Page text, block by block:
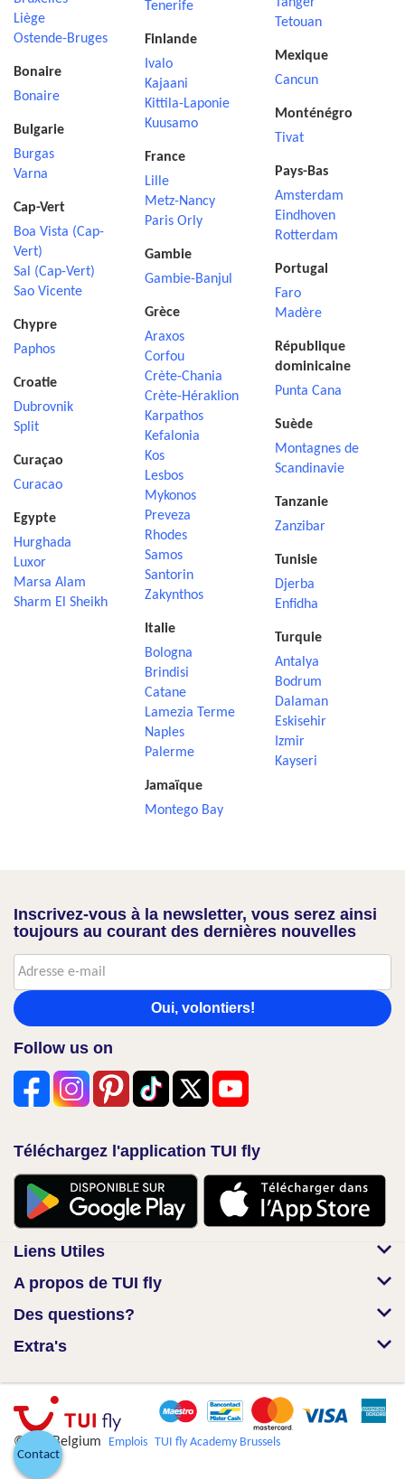
Liège
Ostende-Bruges
Bonaire
Bonaire
Bulgarie
Burgas
Varna
Cap-Vert
Boa Vista (Cap-
Vert)
Sal (Cap-Vert)
Sao Vicente
Chypre
Paphos
Croatie
Dubrovnik
Split
Curaçao
Curacao
Egypte
Hurghada
Luxor
Marsa Alam
Sharm El Sheikh
Tenerife
Finlande
Ivalo
Kajaani
Kittila-Laponie
Kuusamo
France
Lille
Metz-Nancy
Paris Orly
Gambie
Gambie-Banjul
Grèce
Araxos
Corfou
Crète-Chania
Crète-Héraklion
Karpathos
Kefalonia
Kos
Lesbos
Mykonos
Preveza
Rhodes
Samos
Santorin
Zakynthos
Italie
Bologna
Brindisi
Catane
Lamezia Terme
Naples
Palerme
Jamaïque
Montego Bay
Tetouan
Mexique
Cancun
Monténégro
Tivat
Pays-Bas
Amsterdam
Eindhoven
Rotterdam
Portugal
Faro
Madère
République
dominicaine
Punta Cana
Suède
Montagnes de
Scandinavie
Tanzanie
Zanzibar
Tunisie
Djerba
Enfidha
Turquie
Antalya
Bodrum
Dalaman
Eskisehir
Izmir
Kayseri
Inscrivez-vous à la newsletter, vous serez ainsi
toujours au courant des dernières nouvelles
Oui, volontiers!
Follow us on
Téléchargez l'application TUI fly
Liens Utiles
A propos de TUI fly
Des questions?
Extra's
© TUI Belgium Emplois TUI fly Academy Brussels
Contact